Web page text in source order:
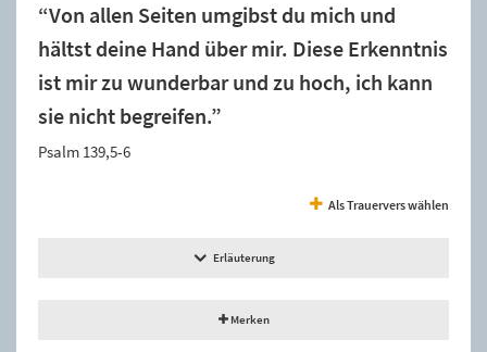
“Von allen Seiten umgibst du mich und
hältst deine Hand über mir. Diese Erkenntnis
ist mir zu wunderbar und zu hoch, ich kann
sie nicht begreifen.”
Psalm 139,5-6
Als Trauervers wählen
Erläuterung
Merken